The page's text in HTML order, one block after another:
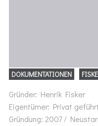
DOKUMENTATIONEN
Gründer: Henrik Fisker
Eigentümer: Privat
Gründung: 2007 /